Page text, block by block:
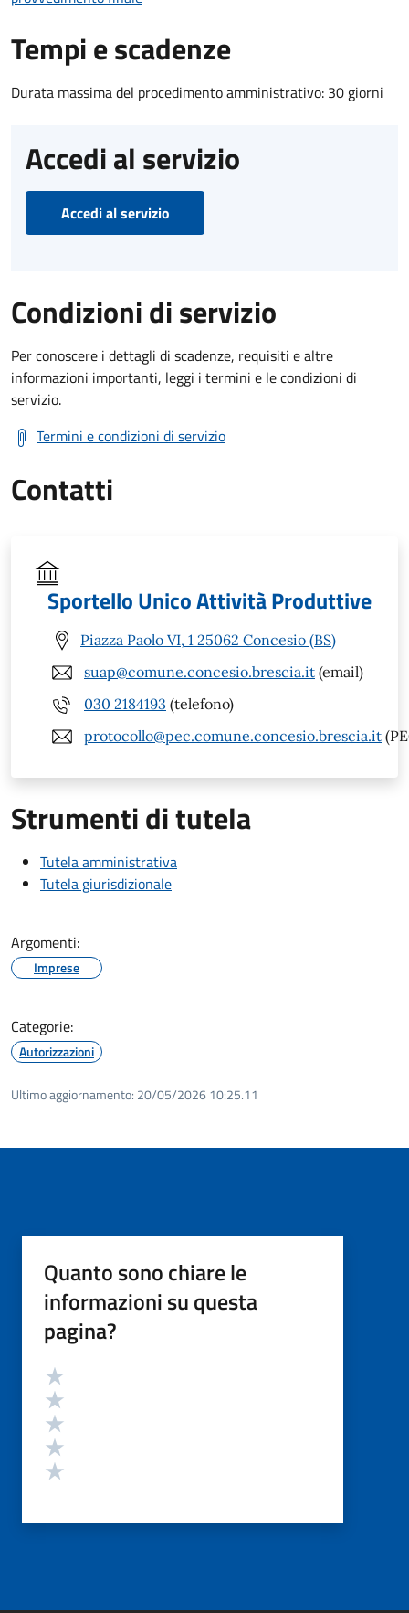
Tempi e scadenze
Durata massima del procedimento amministrativo: 30 giorni
Accedi al servizio
Accedi al servizio
Condizioni di servizio
Per conoscere i dettagli di scadenze, requisiti e altre
informazioni importanti, leggi i termini e le condizioni di
servizio.
Termini e condizioni di servizio
Contatti
Sportello Unico Attività Produttive
Piazza Paolo VI, 1 25062 Concesio (BS)
suap@comune.concesio.brescia.it (email)
030 2184193 (telefono)
protocollo@pec.comune.concesio.brescia.it
Strumenti di tutela
Tutela amministrativa
Tutela giurisdizionale
Argomenti:
Imprese
Categorie:
Autorizzazioni
Ultimo aggiornamento: 20/05/2026 10:25.11
Quanto sono chiare le
informazioni su questa
pagina?
Valutazione